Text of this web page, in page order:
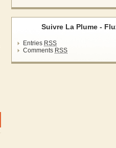
Suivre La Plume -
Entries RSS
Comments RSS